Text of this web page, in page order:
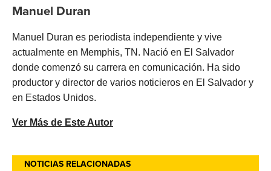
NOTICIAS RELACIONADAS
Manuel Duran
Manuel Duran es periodista independiente y vive
actualmente en Memphis, TN. Nació en El Salvador
donde comenzó su carrera en comunicación. Ha sido
productor y director de varios noticieros en El Salvador y
en Estados Unidos.
Ver Más de Este Autor